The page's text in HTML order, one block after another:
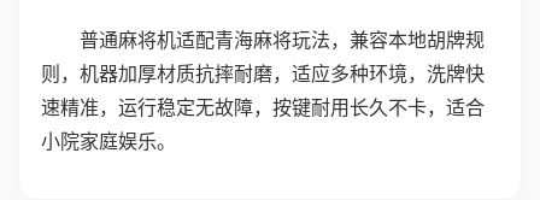
普通麻将机适配青海麻将玩法，兼容本地胡牌规
则，机器加厚材质抗摔耐磨，适应多种环境，洗牌快
速精准，运行稳定无故障，按键耐用长久不卡，适合
小院家庭娱乐。